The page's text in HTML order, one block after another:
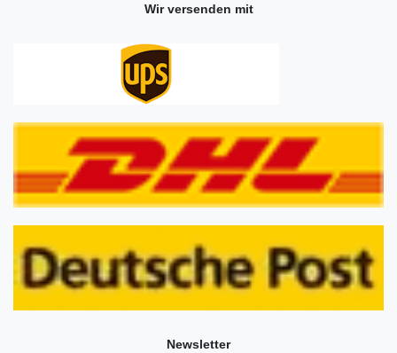
Wir versenden mit
Newsletter